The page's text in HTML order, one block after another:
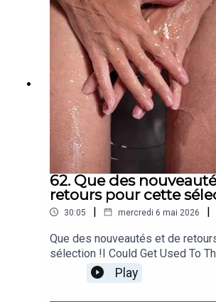
Down LowNia Archives -
Legs - Weird Girl [Explicit]Patrick
for the ones we love
62. Que des
retours pour cette
30:05 | mercredi 6 mai 2026 |
Que des nouveautés et de
sélection !I Could Get Used To
WareAll This Disaster - Sarah
d'oranger - GrifeWhatcha Gonna
Play